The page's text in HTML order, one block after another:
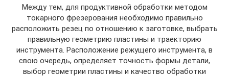
Между тем, для продуктивной обработки методом
токарного фрезерования необходимо правильно
расположить резец по отношению к заготовке, выбрать
правильную геометрию пластины и траекторию
инструмента. Расположение режущего инструмента, в
свою очередь, определяет точность формы детали,
выбор геометрии пластины и качество обработки